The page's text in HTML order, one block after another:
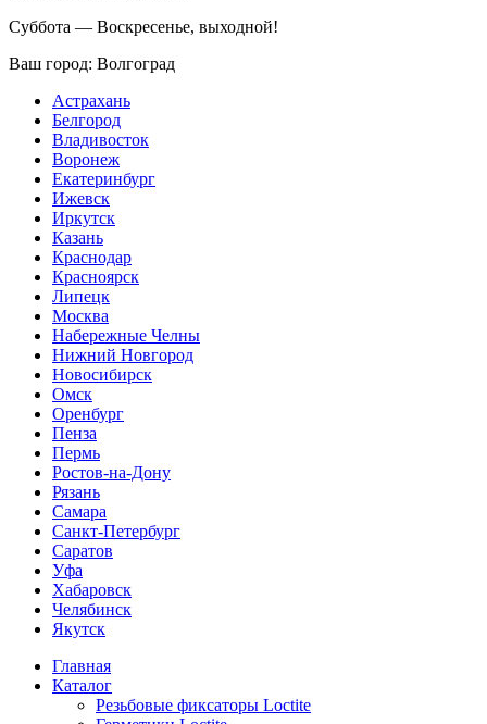
Суббота — Воскресенье, выходной!
Ваш город: Волгоград
Астрахань
Белгород
Владивосток
Воронеж
Екатеринбург
Ижевск
Иркутск
Казань
Краснодар
Красноярск
Липецк
Москва
Набережные Челны
Нижний Новгород
Новосибирск
Омск
Оренбург
Пенза
Пермь
Ростов-на-Дону
Рязань
Самара
Санкт-Петербург
Саратов
Уфа
Хабаровск
Челябинск
Якутск
Главная
Каталог
Резьбовые фиксаторы Loctite